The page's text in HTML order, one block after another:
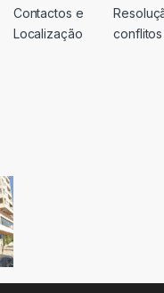
Contactos e
Localização
conflitos